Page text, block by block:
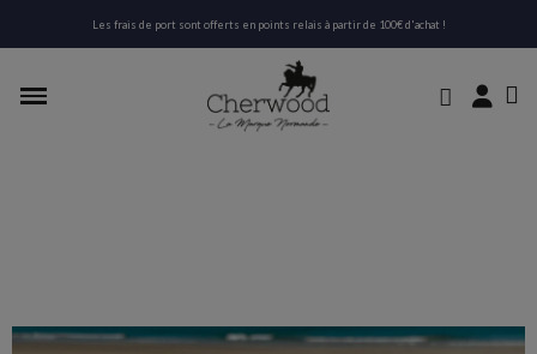
Les frais de port sont offerts en points relais à partir de 100€ d'achat !